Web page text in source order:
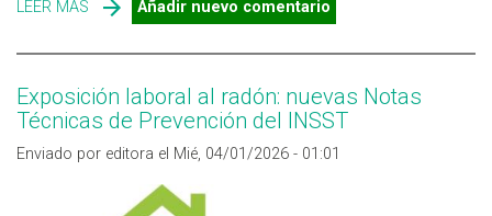
LEER MÁS SOBRE CALIDAD DEL AIRE EN COCINAS COMERCIALES,
¿CÓMO MEJORARLA?
Añadir nuevo comentario
Exposición laboral al radón: nuevas Notas
Técnicas de Prevención del INSST
Enviado por editora el Mié, 04/01/2026 - 01:01